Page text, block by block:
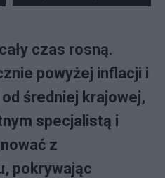
czas rosną.
powyżej inflacji i
średniej krajowej,
specjalistą i
z
pokrywając